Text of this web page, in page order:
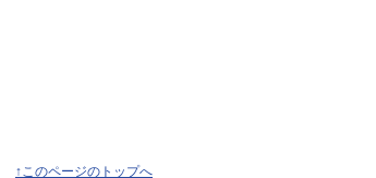
↑このページのトップへ